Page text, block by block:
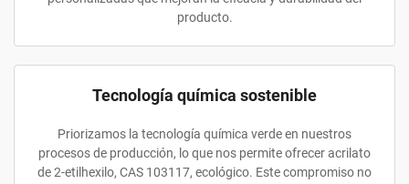
producto.
Tecnología química sostenible
Priorizamos la tecnología química verde en nuestros
procesos de producción, lo que nos permite ofrecer acrilato
de 2-etilhexilo, CAS 103117, ecológico. Este compromiso no